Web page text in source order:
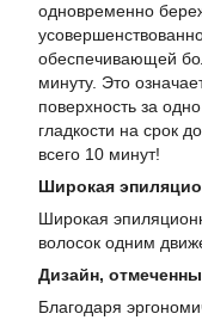
одновременно
обеспечивающей
минуту. Это
поверхность за
гладкости на срок
всего 10 минут!
Широкая
Широкая
волосок одним
Дизайн,
Благодаря